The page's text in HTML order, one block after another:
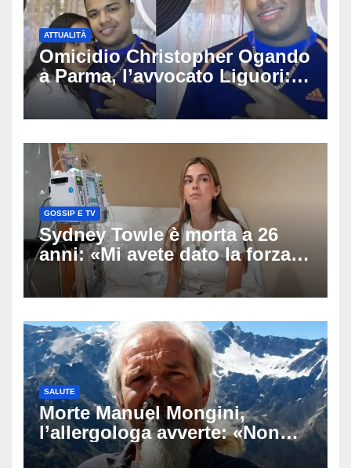
ATTUALITÀ
Omicidio Christopher Ogando
a Parma, l’avvocato Liguori:
«Ogni elemento va
approfondito fino in fondo»,
investigatori
GOSSIP E TV
Sydney Towle è morta a 26
anni: «Mi avete dato la forza
di andare avanti», l’ultimo
messaggio dell’influencer
SALUTE
Morte Manuel Mongini,
l’allergologa avverte: «Non
aspettate di sapere se siete